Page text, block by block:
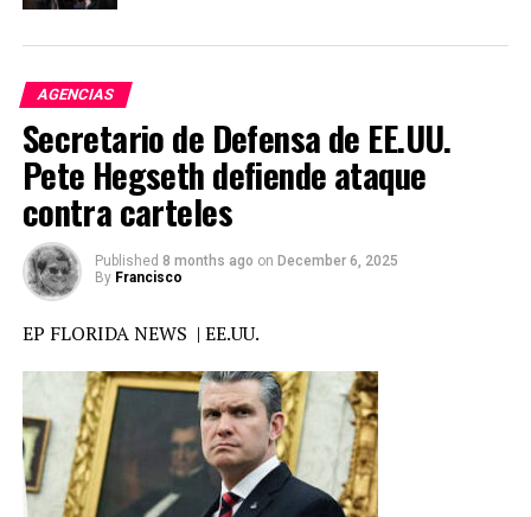
Nicaragua. Las noticias de EP New York
AGENCIAS
Secretario de Defensa de EE.UU.
Pete Hegseth defiende ataque
contra carteles
Published 8 months ago on December 6, 2025
By Francisco
EP FLORIDA NEWS | EE.UU.